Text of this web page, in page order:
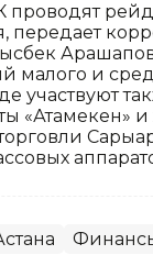
проводят
передает
и
участвуют
«Атамекен»